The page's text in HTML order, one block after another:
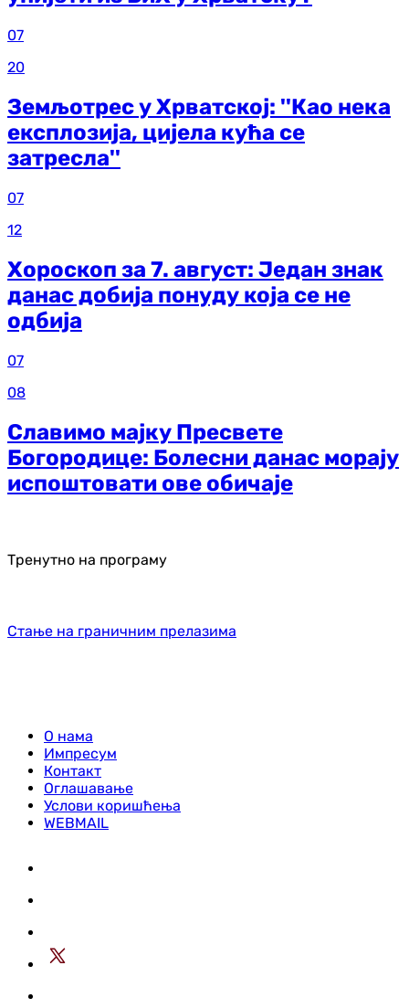
07
20
Земљотрес у Хрватској: ''Као нека
експлозија, цијела кућа се
затресла''
07
12
Хороскоп за 7. август: Један знак
данас добија понуду која се не
одбија
07
08
Славимо мајку Пресвете
Богородице: Болесни данас морају
испоштовати ове обичаје
Тренутно на програму
Стање на граничним прелазима
О нама
Импресум
Контакт
Оглашавање
Услови коришћења
WEBMAIL